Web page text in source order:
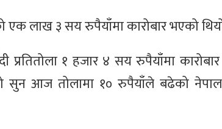
लाख ३ सय रुपैयाँमा कारोबार भएको
१ हजार ४ सय रुपैयाँमा
सुन आज तोलामा १० रुपैयाँले बढेको